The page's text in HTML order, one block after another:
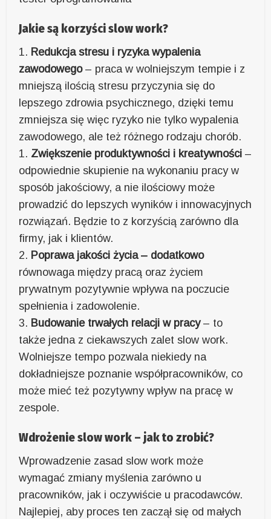
Jakie są korzyści slow work?
1. Redukcja stresu i ryzyka wypalenia
zawodowego– praca w wolniejszym tempie i z
mniejszą ilością stresu przyczynia się do
lepszego zdrowia psychicznego, dzięki temu
zmniejsza się więc ryzyko nie tylko wypalenia
zawodowego, ale też różnego rodzaju chorób.
1. Zwiększenie produktywności i kreatywności –
odpowiednie skupienie na wykonaniu pracy w
sposób jakościowy, a nie ilościowy może
prowadzić do lepszych wyników i innowacyjnych
rozwiązań. Będzie to z korzyścią zarówno dla
firmy, jak i klientów.
2. Poprawa jakości życia – dodatkowo
równowaga między pracą oraz życiem
prywatnym pozytywnie wpływa na poczucie
spełnienia i zadowolenie.
3. Budowanie trwałych relacji w pracy– to
także jedna z ciekawszych zalet slow work.
Wolniejsze tempo pozwala niekiedy na
dokładniejsze poznanie współpracowników, co
może mieć też pozytywny wpływ na pracę w
zespole.
Wdrożenie slow work – jak to zrobić?
Wprowadzenie zasad slow work może
wymagać zmiany myślenia zarówno u
pracowników, jak i oczywiście u pracodawców.
Najlepiej, aby proces ten zaczął się od małych